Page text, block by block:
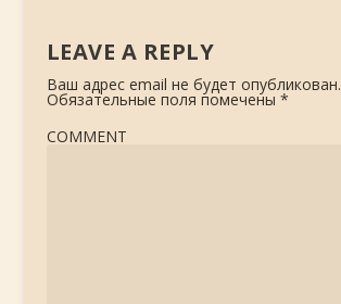
LEAVE A REPLY
Ваш адрес email не будет опубликован.
Обязательные поля помечены *
COMMENT